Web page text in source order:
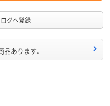
グへ登録
品あります。